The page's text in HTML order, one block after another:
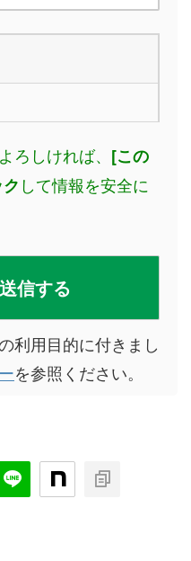
ろしければ、 [この
して情報を安全に
利用目的に付きまし
を参照ください。